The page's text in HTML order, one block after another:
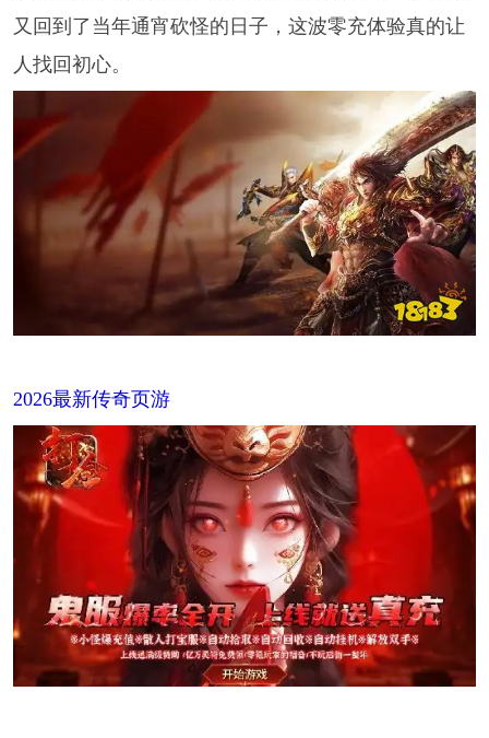
又回到了当年通宵砍怪的日子，这波零充体验真的让
人找回初心。
2026最新传奇页游